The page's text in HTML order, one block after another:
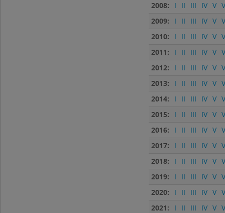
2008:
I II III IV V
2009:
I II III IV V
2010:
I II III IV V
2011:
I II III IV V
2012:
I II III IV V
2013:
I II III IV V
2014:
I II III IV V
2015:
I II III IV V
2016:
I II III IV V
2017:
I II III IV V
2018:
I II III IV V
2019:
I II III IV V
2020:
I II III IV V
2021:
I II III IV V